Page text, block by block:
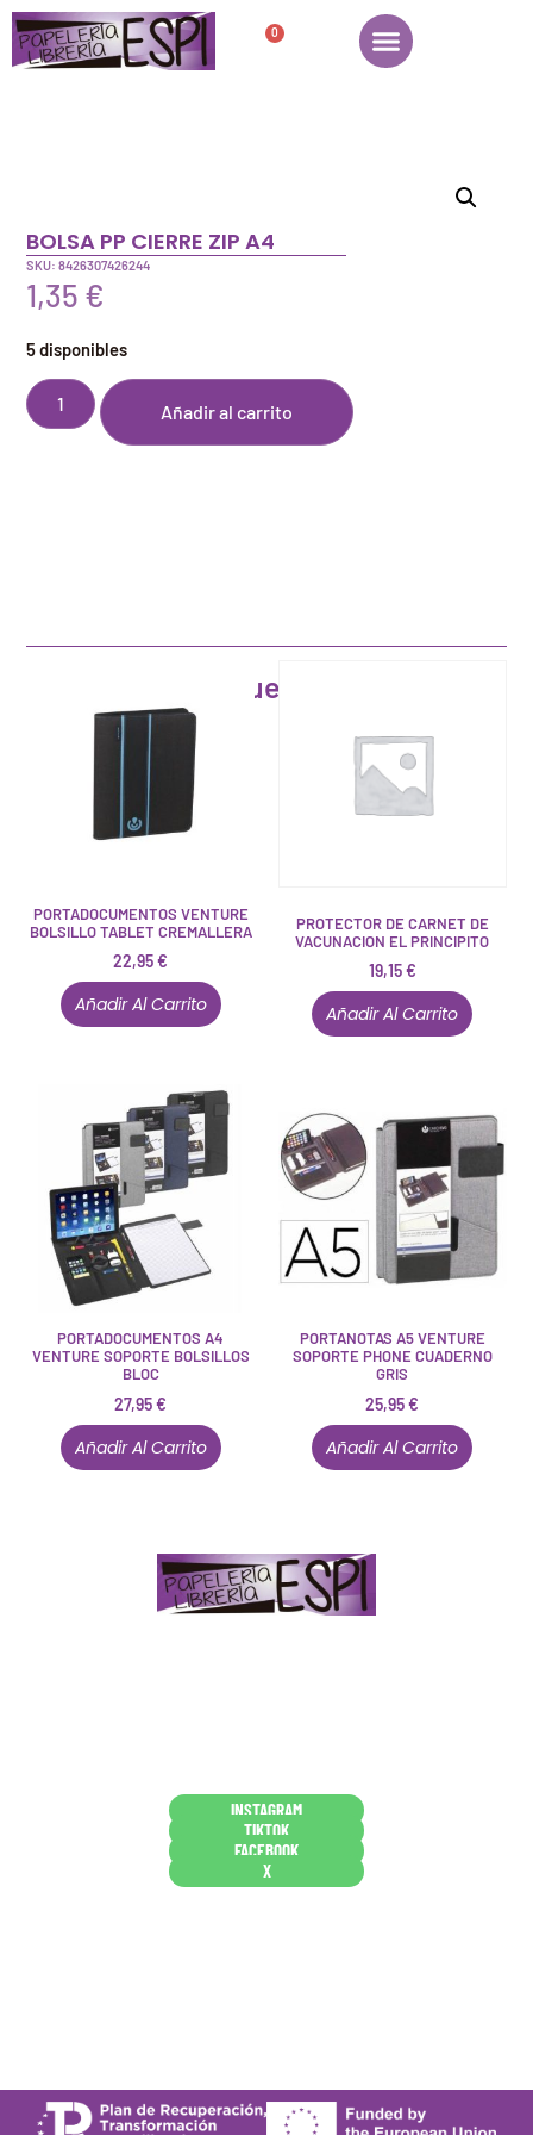
0
BOLSA PP CIERRE ZIP A4
SKU: 8426307426244
1,35 €
5 disponibles
Añadir al carrito
Artículos que pueden interesarte
PORTADOCUMENTOS VENTURE
BOLSILLO TABLET CREMALLERA
22,95€
Añadir Al Carrito
PROTECTOR DE CARNET DE
VACUNACION EL PRINCIPITO
19,15€
Añadir Al Carrito
PORTADOCUMENTOS A4
VENTURE SOPORTE BOLSILLOS
BLOC
27,95€
Añadir Al Carrito
PORTANOTAS A5 VENTURE
SOPORTE PHONE CUADERNO
GRIS
25,95€
Añadir Al Carrito
INSTAGRAM
TIKTOK
FACEBOOK
X